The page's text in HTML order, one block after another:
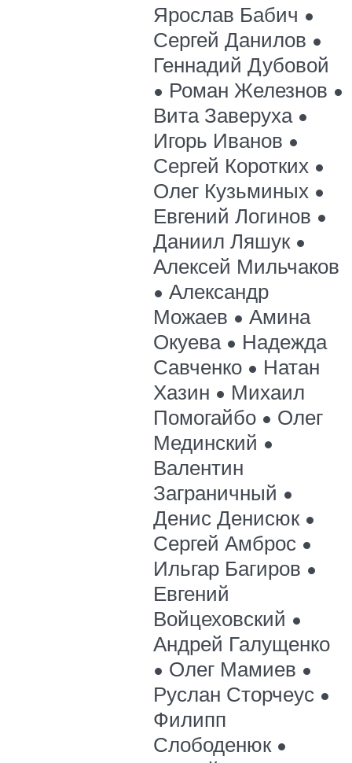
Ярослав Бабич •
Сергей Данилов •
Геннадий Дубовой
• Роман Железнов •
Вита Заверуха •
Игорь Иванов •
Сергей Коротких •
Олег Кузьминых •
Евгений Логинов •
Даниил Ляшук •
Алексей Мильчаков
• Александр
Можаев • Амина
Окуева • Надежда
Савченко • Натан
Хазин • Михаил
Помогайбо • Олег
Мединский •
Валентин
Заграничный •
Денис Денисюк •
Сергей Амброс •
Ильгар Багиров •
Евгений
Войцеховский •
Андрей Галущенко
• Олег Мамиев •
Руслан Сторчеус •
Филипп
Слободенюк •